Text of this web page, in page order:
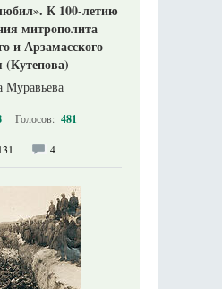
К 100-летию
митрополита
и Арзамасского
Муравьева
Голосов: 481
4